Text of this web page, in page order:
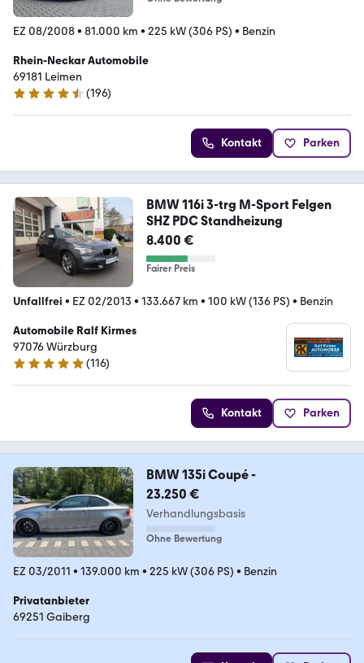
EZ 08/2008• 81.000 km • 225 kW (306 PS) • Benzin
Rhein-Neckar Automobile
69181 Leimen
4.4 Sterne
(196)
Kontakt Parken
BMW 116i 3-trg M-Sport Felgen
SHZ PDC Standheizung
8.400 €
Fairer Preis
Unfallfrei • EZ 02/2013 • 133.667 km • 100 kW (136 PS) • Benzin
Automobile Ralf Kirmes
97076 Würzburg
4.9 Sterne
(116)
Kontakt Parken
BMW 135i Coupé -
23.250 €
Verhandlungsbasis
Ohne Bewertung
EZ 03/2011 • 139.000 km • 225 kW (306 PS) • Benzin
Privatanbieter
69251 Gaiberg